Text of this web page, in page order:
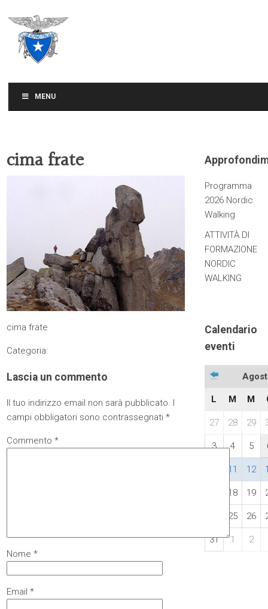
MENU
cima frate
cima frate
Categoria:
Lascia un commento
Il tuo indirizzo email non sarà pubblicato. I
campi obbligatori sono contrassegnati*
Commento*
Nome*
Email*
Programma
2026 Nordic
Walking
ATTIVITÀ DI
FORMAZIONE
NORDIC
WALKING
Calendario
eventi
L M M
27 28 29
3 4 5
11 12
18 19
25 26
31 1 2